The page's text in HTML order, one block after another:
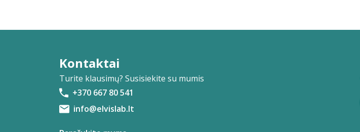
Kontaktai
Turite klausimų? Susisiekite su mumis
+370 667 80 541
info@elvislab.lt